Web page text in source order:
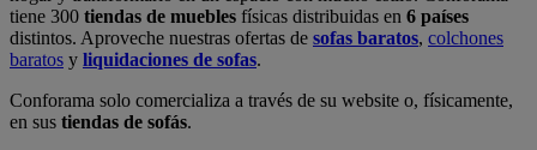
tiene 300 tiendas de muebles físicas distribuidas en 6 países
distintos. Aproveche nuestras ofertas de sofas baratos, colchones
baratos y liquidaciones de sofas.
Conforama solo comercializa a través de su website o, físicamente,
en sus tiendas de sofás.